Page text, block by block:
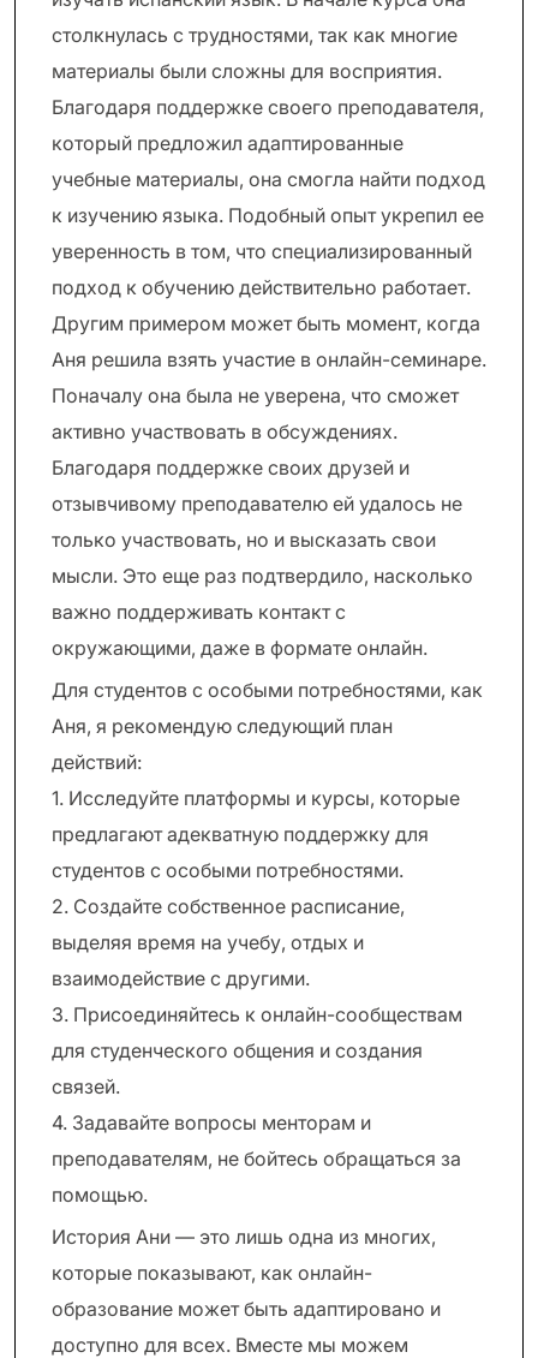
столкнулась с трудностями, так как многие
материалы были сложны для восприятия.
Благодаря поддержке своего преподавателя,
который предложил адаптированные
учебные материалы, она смогла найти подход
к изучению языка. Подобный опыт укрепил ее
уверенность в том, что специализированный
подход к обучению действительно работает.
Другим примером может быть момент, когда
Аня решила взять участие в онлайн-семинаре.
Поначалу она была не уверена, что сможет
активно участвовать в обсуждениях.
Благодаря поддержке своих друзей и
отзывчивому преподавателю ей удалось не
только участвовать, но и высказать свои
мысли. Это еще раз подтвердило, насколько
важно поддерживать контакт с
окружающими, даже в формате онлайн.
Для студентов с особыми потребностями, как
Аня, я рекомендую следующий план
действий:
1. Исследуйте платформы и курсы, которые
предлагают адекватную поддержку для
студентов с особыми потребностями.
2. Создайте собственное расписание,
выделяя время на учебу, отдых и
взаимодействие с другими.
3. Присоединяйтесь к онлайн-сообществам
для студенческого общения и создания
связей.
4. Задавайте вопросы менторам и
преподавателям, не бойтесь обращаться за
помощью.
История Ани — это лишь одна из многих,
которые показывают, как онлайн-
образование может быть адаптировано и
доступно для всех. Вместе мы можем